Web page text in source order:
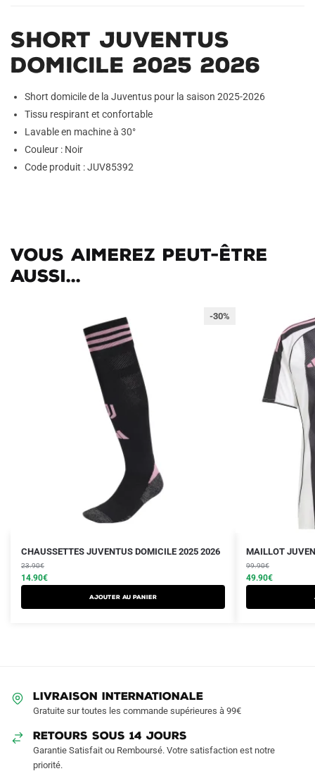
Short Juventus
Domicile 2025 2026
Short domicile de la Juventus pour la saison 2025-2026
Tissu respirant et confortable
Lavable en machine à 30°
Couleur : Noir
Code produit : JUV85392
Vous aimerez peut-être
aussi...
-30%
CHAUSSETTES JUVENTUS DOMICILE 2025 2026
23.90€
Le
prix
initial
était :
14.90€
Le
prix
actuel
est :
Ajouter au panier
MAILLOT
99.90€
Le
prix
initial
était :
49.90€
Le
prix
actuel
est :
Ce
produit
a
page
LIVRAISON INTERNATIONALE
Gratuite sur toutes les commande supérieures à 99€
RETOURS SOUS 14 JOURS
Garantie Satisfait ou Remboursé. Votre satisfaction est notre
priorité.